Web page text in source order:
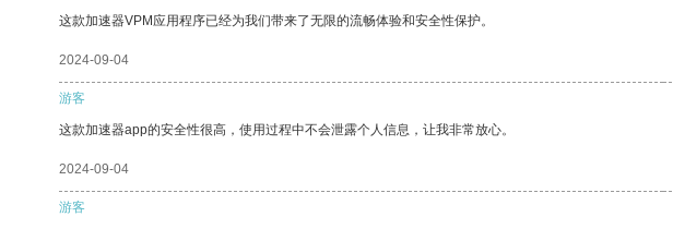
这款加速器VPM应用程序已经为我们带来了无限的流畅体验和安全性保护。
2024-09-04
游客
这款加速器app的安全性很高，使用过程中不会泄露个人信息，让我非常放心。
2024-09-04
游客